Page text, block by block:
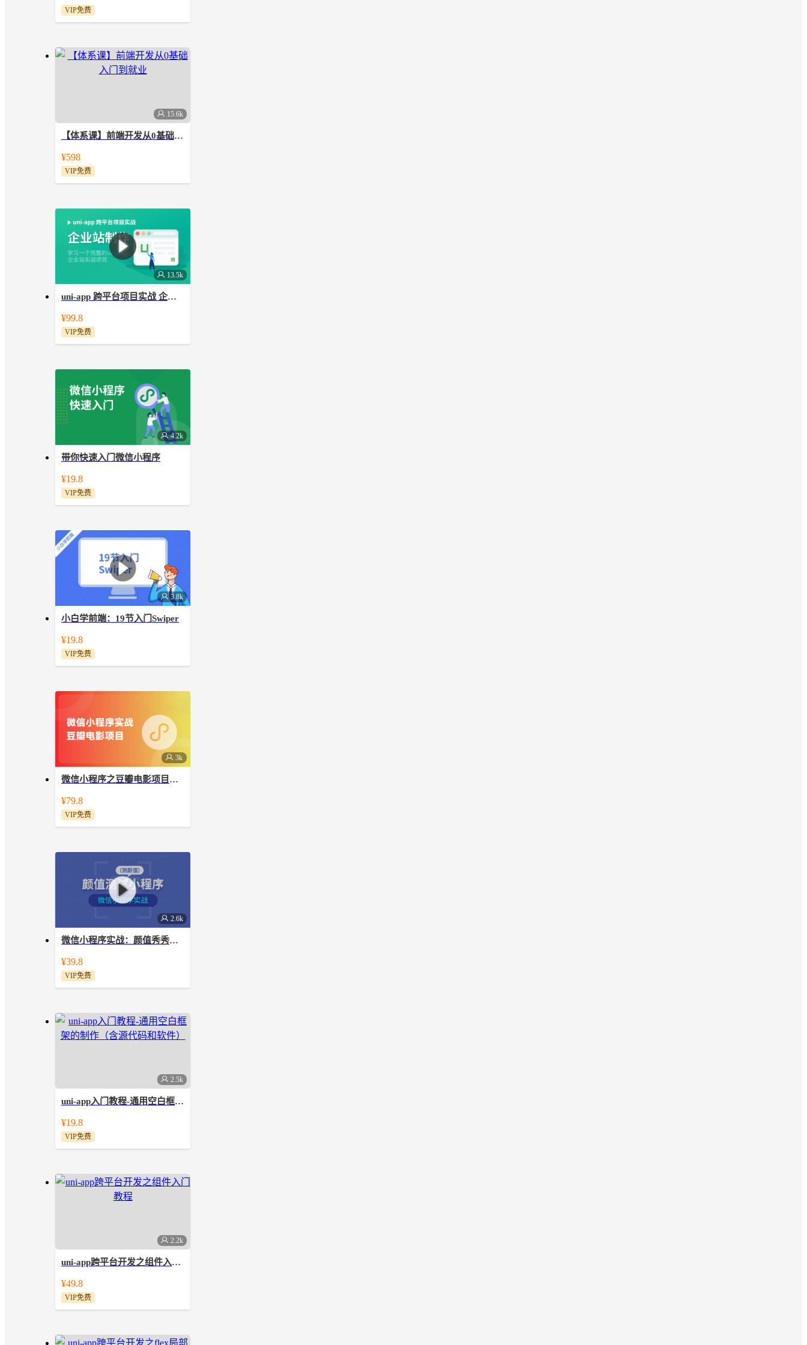
VIP免费
15.6k
【体系课】前端开发从0基础入门到就业
合实战练习题，学练结合。初级前端开
发体系化职位课程，对标企业知识技能
需求，助力学员快速就业。
¥598
VIP免费
13.5k
uni-app 跨平台项目实战 企业站制作
目，包含首页、产品、案例、资讯、关
于我们、留言等版本。
¥99.8
VIP免费
4.2k
带你快速入门微信小程序
少走弯路，直达技术前沿！
¥19.8
VIP免费
3.8k
小白学前端：19节入门Swiper
¥19.8
VIP免费
3k
微信小程序之豆瓣电影项目实战【实战视频】（全程手敲）
目实战开发，帮您快速提升，上手真实
项目！
¥79.8
VIP免费
2.6k
微信小程序实战：颜值秀秀（测颜值）项目
微信小程序的开发，真实、有趣、好
玩。
¥39.8
VIP免费
2.5k
uni-app入门教程-通用空白框架的制作（含源代码和软件）
端应用的框架，开发者编写一套代码，
可发布到iOS、Android、Web（响应
式）、以及各种小程序（微信/支付宝/
¥19.8
VIP免费
2.2k
uni-app跨平台开发之组件入门教程
了视图容器、基础组件、表单组件等常
用的组件，课程主要是针对uni app组件
入门学习者。
¥49.8
VIP免费